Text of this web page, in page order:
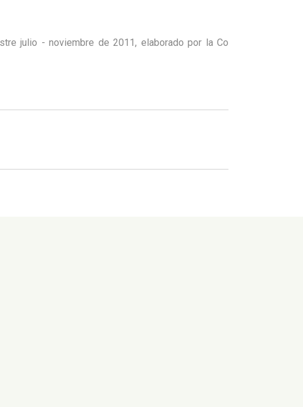
julio - noviembre de 2011, elaborado por la Co